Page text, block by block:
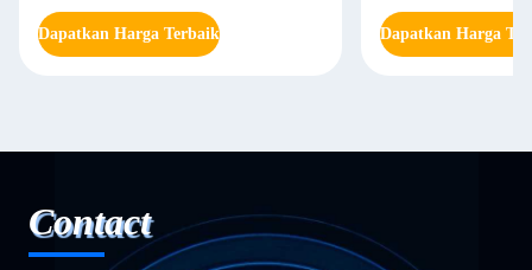
Dapatkan Harga Terbaik Dapatkan Harga
Contact